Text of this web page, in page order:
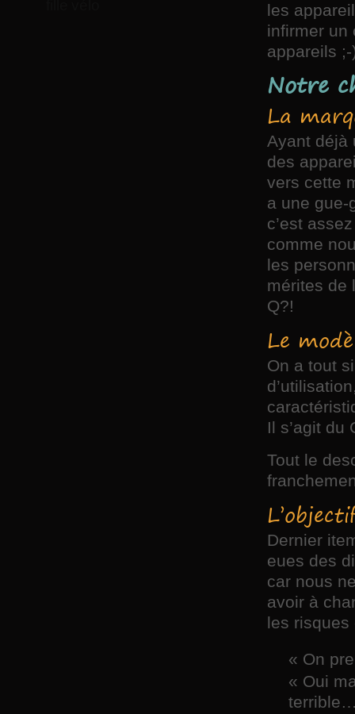
les
infirmer un
appareils ;-
Notre
La
Ayant déjà
des
vers cette
a une gue-
c’est
comme
les
mérites de
Q?!
Le
On a tout
Il s’agit du
Tout le
Dernier
eues des
car nous
avoir à
les risques
« On
« Oui